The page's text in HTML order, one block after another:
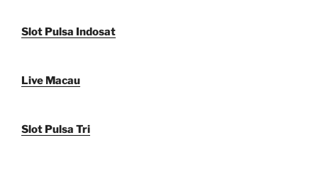
Slot Pulsa Indosat
Live Macau
Slot Pulsa Tri